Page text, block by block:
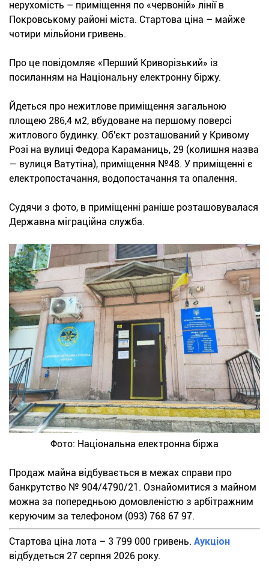
нерухомість – приміщення по «червоній» лінії в
Покровському районі міста. Стартова ціна – майже
чотири мільйони гривень.
Про це повідомляє «Перший Криворізький» із
посиланням на Національну електронну біржу.
Йдеться про нежитлове приміщення загальною
площею 286,4 м2, вбудоване на першому поверсі
житлового будинку. Об'єкт розташований у Кривому
Розі на вулиці Федора Караманиць, 29 (колишня назва
— вулиця Ватутіна), приміщення №48. У приміщенні є
електропостачання, водопостачання та опалення.
Судячи з фото, в приміщенні раніше розташовувалася
Державна міграційна служба.
Фото: Національна електронна біржа
Продаж майна відбувається в межах справи про
банкрутство № 904/4790/21. Ознайомитися з майном
можна за попередньою домовленістю з арбітражним
керуючим за телефоном (093) 768 67 97.
Стартова ціна лота – 3 799 000 гривень. Аукціон
відбудеться 27 серпня 2026 року.